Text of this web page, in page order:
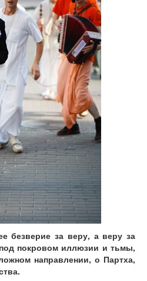
безверие за веру, а веру за
покровом иллюзии и тьмы,
направлении, о Партха,